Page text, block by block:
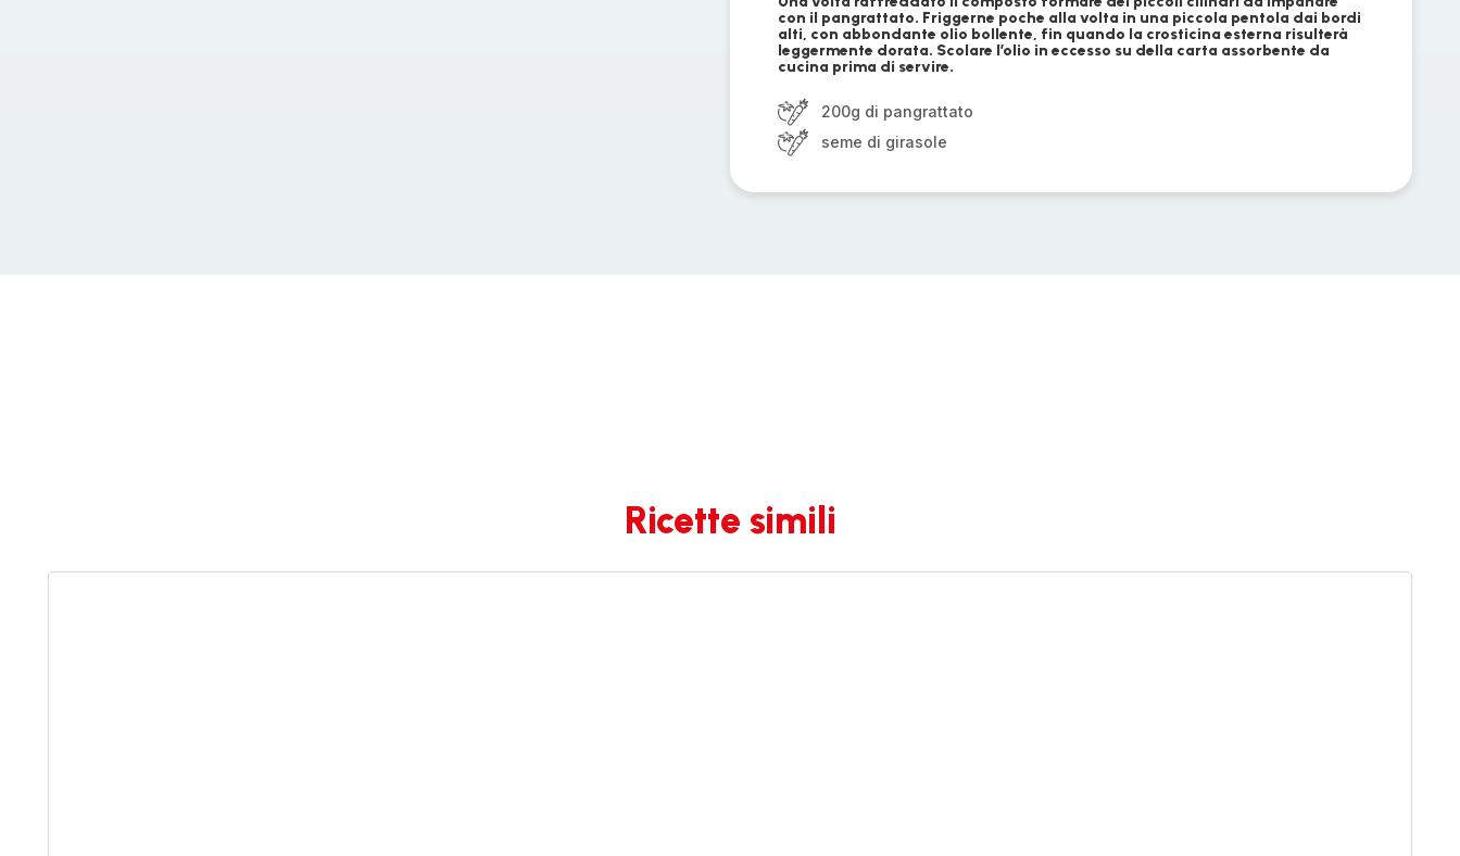
con il pangrattato. Friggerne poche alla volta in una piccola pentola dai bordi
alti, con abbondante olio bollente, fin quando la crosticina esterna risulterà
leggermente dorata. Scolare l’olio in eccesso su della carta assorbente da
cucina prima di servire.
200g di pangrattato
seme di girasole
Ricette simili